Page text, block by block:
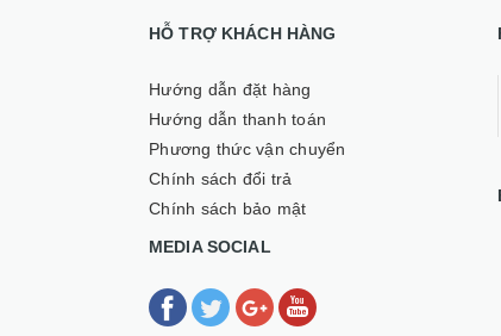
HỖ TRỢ KHÁCH HÀNG
Hướng dẫn đặt hàng
Hướng dẫn thanh toán
Phương thức vận chuyển
Chính sách đổi trả
Chính sách bảo mật
MEDIA SOCIAL